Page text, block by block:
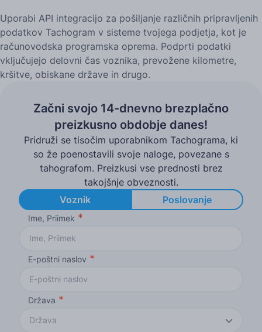
Uporabi API integracijo za pošiljanje različnih pripravljenih
podatkov Tachogram v sisteme tvojega podjetja, kot je
računovodska programska oprema. Podprti podatki
vključujejo delovni čas voznika, prevožene kilometre,
kršitve, obiskane države in drugo.
Začni svojo 14-dnevno brezplačno
preizkusno obdobje danes!
Pridruži se tisočim uporabnikom Tachograma, ki
so že poenostavili svoje naloge, povezane s
tahografom. Preizkusi vse prednosti brez
takojšnje obveznosti.
Voznik
Poslovanje
Ime, Priimek
E-poštni naslov
Država
Država